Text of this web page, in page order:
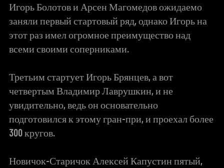
Игорь Болотов и Арсен Магомедов ожидаемо
заняли первый стартовый ряд, однако Игорь на
этот раз имел огромное преимущество над
всеми своими соперниками.
Третьим стартует Игорь Брянцев, а вот
четвертым Владимир Лаврушкин, и не
увидительно, ведь он основательно
подготовился к этому гран-при, и проехал более
300 кругов.
Новичок-Старичок Алексей Капустин пятый,